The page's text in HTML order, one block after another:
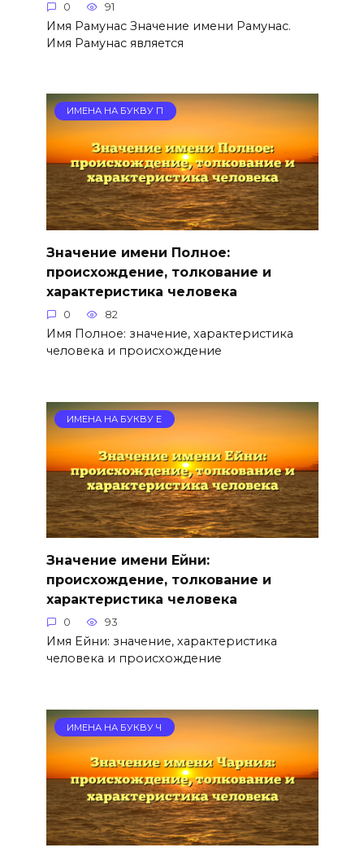
0 91
Имя Рамунас Значение имени Рамунас.
Имя Рамунас является
ИМЕНА НА БУКВУ П
Значение имени Полное:
происхождение, толкование и
характеристика человека
0 82
Имя Полное: значение, характеристика
человека и происхождение
ИМЕНА НА БУКВУ Е
Значение имени Ейни:
происхождение, толкование и
характеристика человека
0 93
Имя Ейни: значение, характеристика
человека и происхождение
ИМЕНА НА БУКВУ Ч